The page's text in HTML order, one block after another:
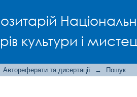
культури і
Автореферати та дисертації → Пошук